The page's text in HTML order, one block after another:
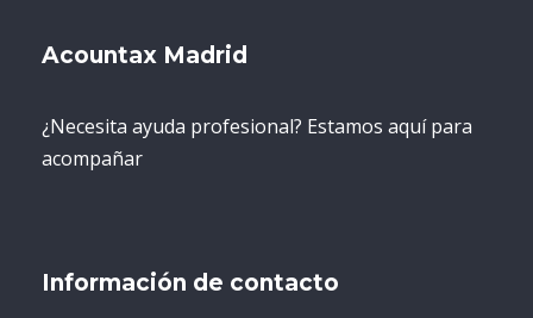
Acountax Madrid
¿Necesita ayuda profesional? Estamos aquí para
acompañar
Información de contacto